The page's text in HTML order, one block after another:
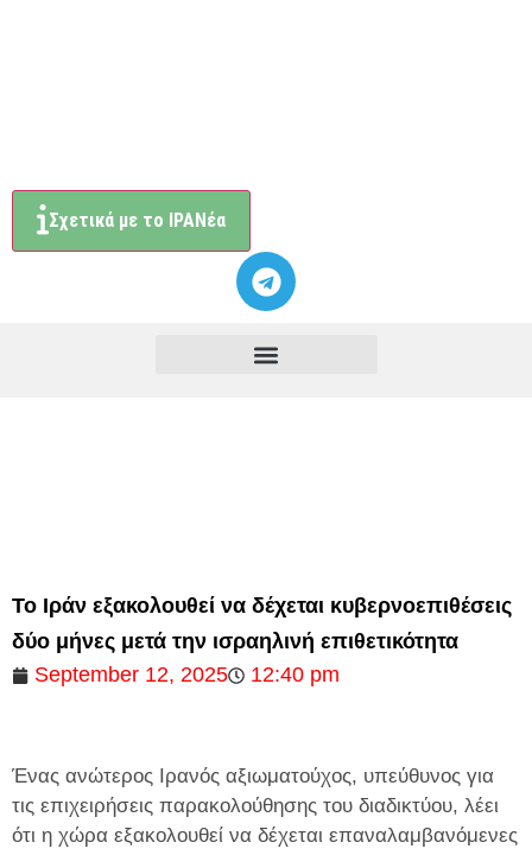
Σχετικά με το ΙΡΑΝέα
Το Ιράν εξακολουθεί να δέχεται κυβερνοεπιθέσεις
δύο μήνες μετά την ισραηλινή επιθετικότητα
September 12, 2025
12:40 pm
Ένας ανώτερος Ιρανός αξιωματούχος, υπεύθυνος για
τις επιχειρήσεις παρακολούθησης του διαδικτύου, λέει
ότι η χώρα εξακολουθεί να δέχεται επαναλαμβανόμενες